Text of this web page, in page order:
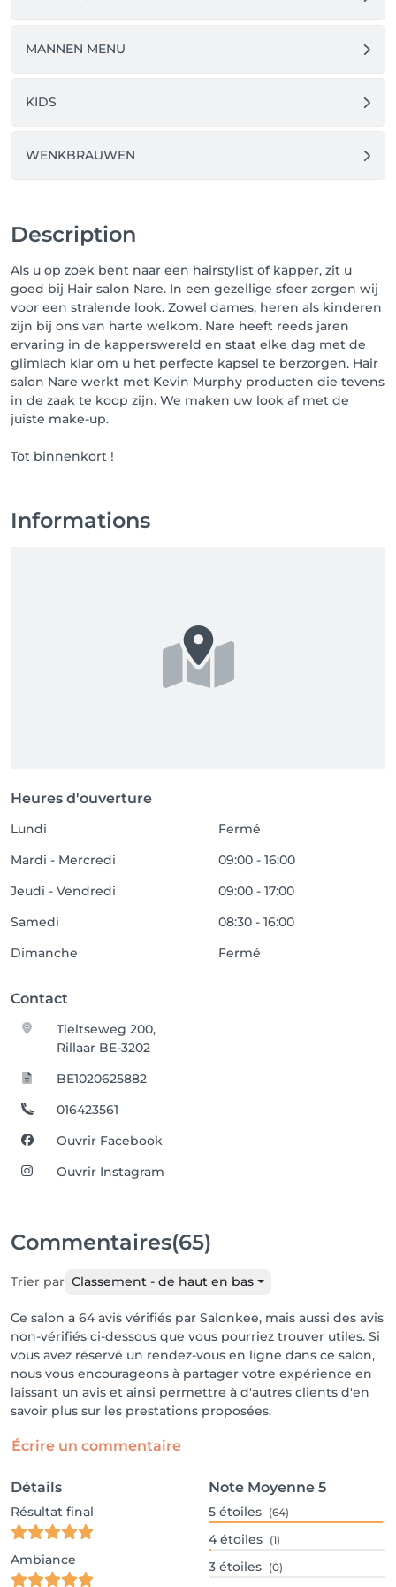
geregistreerd.
wanneer uw volgende afspraak staat ingepland. Lukt
Binnen de 24 uren kan het niet meer online, bel
We helpen je graag verder.
Tot snel,
Nare
MANNEN MENU
KIDS
WENKBRAUWEN
Description
Als u op zoek bent naar een hairstylist of kapper, zit u
goed bij Hair salon Nare. In een gezellige sfeer zorgen wij
voor een stralende look. Zowel dames, heren als kinderen
zijn bij ons van harte welkom. Nare heeft reeds jaren
ervaring in de kapperswereld en staat elke dag met de
glimlach klar om u het perfecte kapsel te berzorgen. Hair
salon Nare werkt met Kevin Murphy producten die tevens
in de zaak te koop zijn. We maken uw look af met de
juiste make-up.
Tot binnenkort !
Informations
Heures d'ouverture
Lundi
Fermé
Mardi - Mercredi
09:00 - 16:00
Jeudi - Vendredi
09:00 - 17:00
Samedi
08:30 - 16:00
Dimanche
Fermé
Contact
Tieltseweg 200,
Rillaar BE-3202
BE1020625882
016423561
Ouvrir Facebook
Ouvrir Instagram
Commentaires(65)
Trier par Classement - de haut en bas
Ce salon a 64 avis vérifiés par Salonkee, mais aussi des avis
non-vérifiés ci-dessous que vous pourriez trouver utiles. Si
vous avez réservé un rendez-vous en ligne dans ce salon,
nous vous encourageons à partager votre expérience en
laissant un avis et ainsi permettre à d'autres clients d'en
savoir plus sur les prestations proposées.
Écrire un commentaire
Détails
Résultat final
Ambiance
Note Moyenne 5
5 étoiles (64)
4 étoiles (1)
3 étoiles (0)